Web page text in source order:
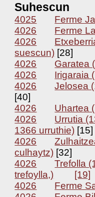
Suhescun
4025 Ferme
4026
Ferme
4026
suescun) [28]
4026
Garatea
4026
Irigaraia
4026
Jelosea
[40]
4026
Uhartea
4026
Urrutia
1366 urruthie) [15]
4026
culhaytz) [32]
4026
Trefolla
trefoylla,)
[19]
4026
Ferme